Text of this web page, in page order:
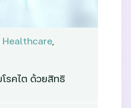
Healthcare,
รคไต ด้วยสิทธิ